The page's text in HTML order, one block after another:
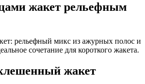
жакет рельефным
рельефный микс из ажурных полос и
сочетание для короткого жакета.
жакет